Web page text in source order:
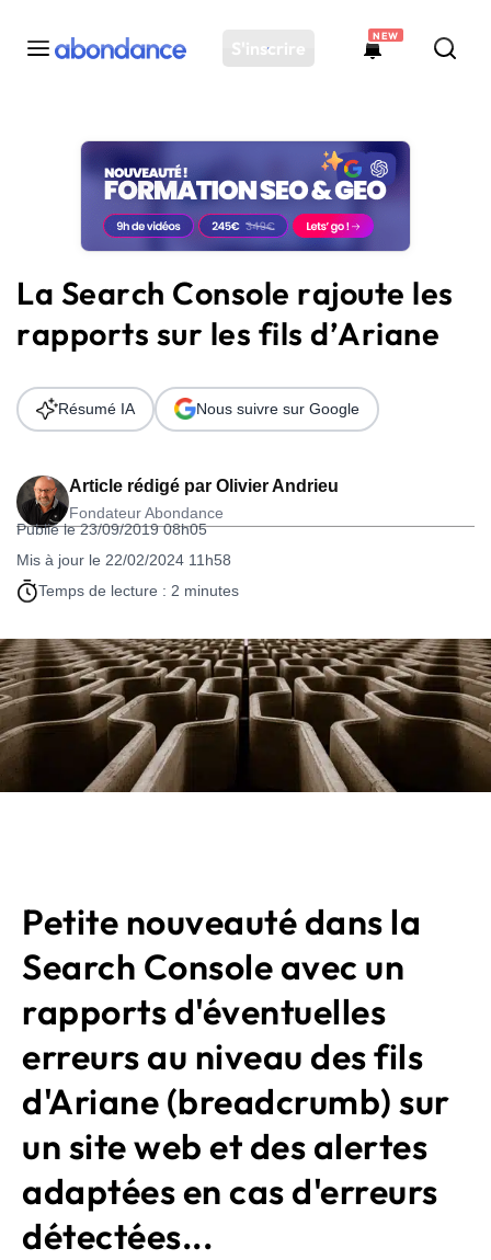
S'inscrire
NEW
Toutes les actus
Actus SEO
Plateforme
Solutions
Ressources
Audit SEO
La Search Console rajoute les
rapports sur les fils d’Ariane
Article rédigé par Olivier Andrieu
Fondateur Abondance
Publié le 23/09/2019 08h05
Mis à jour le 22/02/2024 11h58
Temps de lecture : 2 minutes
Résumé IA Nous suivre sur Google
Petite nouveauté dans la
Search Console avec un
rapports d'éventuelles
erreurs au niveau des fils
d'Ariane (breadcrumb) sur
un site web et des alertes
adaptées en cas d'erreurs
détectées...